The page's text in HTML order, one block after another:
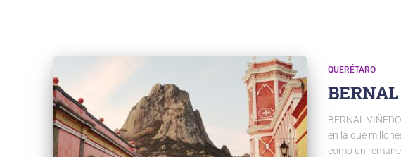
QUERÉTARO
BERNAL
en la que
como un